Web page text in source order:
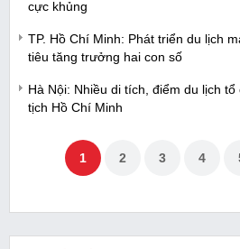
cực khủng
TP. Hồ Chí Minh: Phát triển du lịch
tiêu tăng trưởng hai con số
Hà Nội: Nhiều di tích, điểm du lịch
tịch Hồ Chí Minh
1 2 3 4